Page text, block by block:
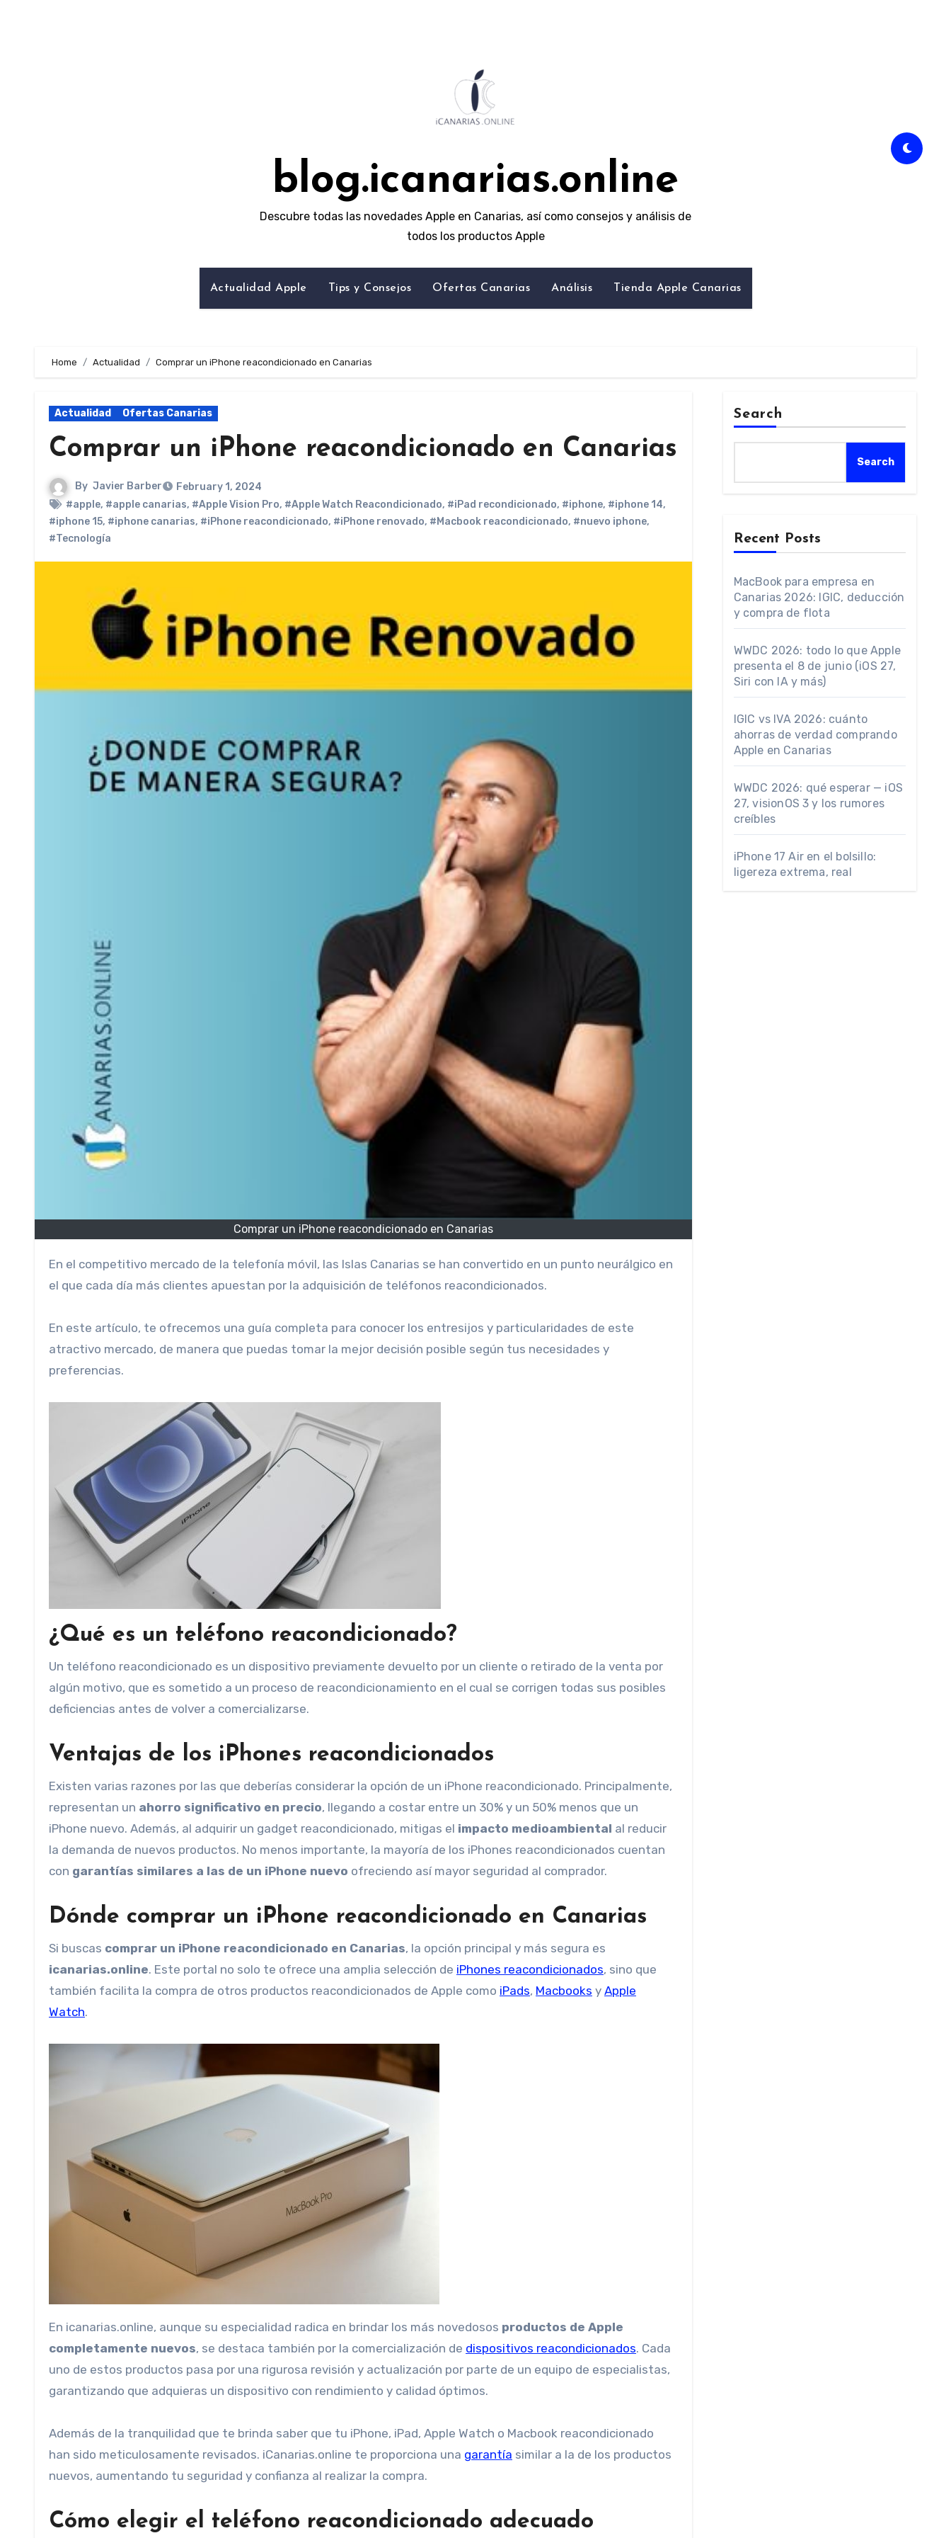
blog.icanarias.online
Descubre todas las novedades Apple en Canarias, así como consejos y análisis de
todos los productos Apple
Actualidad Apple Tips y Consejos Ofertas Canarias Análisis Tienda Apple Canarias
Home Actualidad Comprar un iPhone reacondicionado en Canarias
Actualidad Ofertas Canarias
Comprar un iPhone reacondicionado en Canarias
By Javier Barber
February 1, 2024
#apple, #apple canarias, #Apple Vision Pro, #Apple Watch Reacondicionado, #iPad recondicionado, #iphone, #iphone 14,
#iphone 15, #iphone canarias, #iPhone reacondicionado, #iPhone renovado, #Macbook reacondicionado, #nuevo iphone,
#Tecnología
Comprar un iPhone reacondicionado en Canarias
En el competitivo mercado de la telefonía móvil, las Islas Canarias se han convertido en un punto neurálgico en
el que cada día más clientes apuestan por la adquisición de teléfonos reacondicionados.
En este artículo, te ofrecemos una guía completa para conocer los entresijos y particularidades de este
atractivo mercado, de manera que puedas tomar la mejor decisión posible según tus necesidades y
preferencias.
¿Qué es un teléfono reacondicionado?
Un teléfono reacondicionado es un dispositivo previamente devuelto por un cliente o retirado de la venta por
algún motivo, que es sometido a un proceso de reacondicionamiento en el cual se corrigen todas sus posibles
deficiencias antes de volver a comercializarse.
Ventajas de los iPhones reacondicionados
Existen varias razones por las que deberías considerar la opción de un iPhone reacondicionado. Principalmente,
representan un ahorro significativo en precio, llegando a costar entre un 30% y un 50% menos que un
iPhone nuevo. Además, al adquirir un gadget reacondicionado, mitigas el impacto medioambiental al reducir
la demanda de nuevos productos. No menos importante, la mayoría de los iPhones reacondicionados cuentan
con garantías similares a las de un iPhone nuevo ofreciendo así mayor seguridad al comprador.
Dónde comprar un iPhone reacondicionado en Canarias
Si buscas comprar un iPhone reacondicionado en Canarias, la opción principal y más segura es
icanarias.online. Este portal no solo te ofrece una amplia selección de iPhones reacondicionados, sino que
también facilita la compra de otros productos reacondicionados de Apple como iPads, Macbooks y Apple
Watch.
En icanarias.online, aunque su especialidad radica en brindar los más novedosos productos de Apple
completamente nuevos, se destaca también por la comercialización de dispositivos reacondicionados. Cada
uno de estos productos pasa por una rigurosa revisión y actualización por parte de un equipo de especialistas,
garantizando que adquieras un dispositivo con rendimiento y calidad óptimos.
Además de la tranquilidad que te brinda saber que tu iPhone, iPad, Apple Watch o Macbook reacondicionado
han sido meticulosamente revisados. iCanarias.online te proporciona una garantía similar a la de los productos
nuevos, aumentando tu seguridad y confianza al realizar la compra.
Cómo elegir el teléfono reacondicionado adecuado
Search
Search
Recent Posts
MacBook para empresa en
Canarias 2026: IGIC, deducción
y compra de flota
WWDC 2026: todo lo que Apple
presenta el 8 de junio (iOS 27,
Siri con IA y más)
IGIC vs IVA 2026: cuánto
ahorras de verdad comprando
Apple en Canarias
WWDC 2026: qué esperar — iOS
27, visionOS 3 y los rumores
creíbles
iPhone 17 Air en el bolsillo:
ligereza extrema, real